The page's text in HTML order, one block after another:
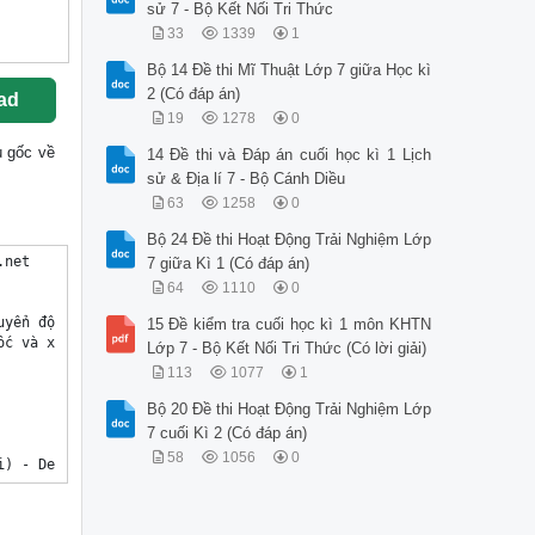
gốc về
1đ
 (2đ)
 d ạng than chì được sử dụng như là các thanh điều tiết neutron trong các lò phản ứng hạt
 n hân. Graphit carbon trong dạng bột, bánh được sử dụng như là than để đun nấu, bột màu
 t rong mỹ thuật và các sử dụng khác.
 a . Khối lượng phân tử của CaCO3 bằng: 40 + 12+ (16.3) = 100 (amu) 0,5đ
 - Phần trăm khối lượng các
sử 7 - Bộ Kết Nối Tri Thức
33 1339 1
Bộ 14 Đề thi Mĩ Thuật Lớp 7 giữa Học kì
2 (Có đáp án)
19 1278 0
14 Đề thi và Đáp án cuối học kì 1 Lịch
sử & Địa lí 7 - Bộ Cánh Diều
63 1258 0
Bộ 24 Đề thi Hoạt Động Trải Nghiệm Lớp
7 giữa Kì 1 (Có đáp án)
64 1110 0
15 Đề kiểm tra cuối học kì 1 môn KHTN
Lớp 7 - Bộ Kết Nối Tri Thức (Có lời giải)
113 1077 1
Bộ 20 Đề thi Hoạt Động Trải Nghiệm Lớp
7 cuối Kì 2 (Có đáp án)
58 1056 0